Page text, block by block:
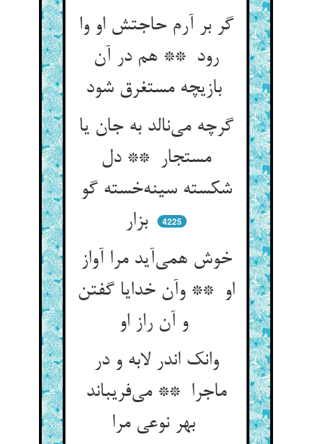
گر بر آرم حاجتش او وا
رود ** هم در آن
بازیچه مستغرق شود
گرچه می‌نالد به جان یا
مستجار ** دل
شکسته سینه‌خسته گو
بزار
4225
خوش همی‌آید مرا آواز
او ** وآن خدایا گفتن
و آن راز او
وانک اندر لابه و در
ماجرا ** می‌فریباند
بهر نوعی مرا